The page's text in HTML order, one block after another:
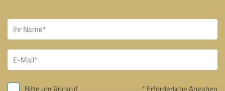
Bitte um Rückruf * Erforderliche Angaben